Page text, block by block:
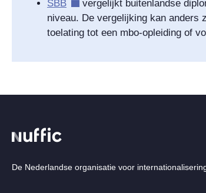
SBB
vergelijkt buitenlandse
niveau. De vergelijking kan anders
toelating tot een mbo-opleiding of
De Nederlandse organisatie voor